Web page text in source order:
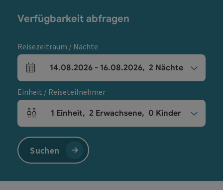
Verfügbarkeit abfragen
Reisezeitraum / Nächte
An- und Abreisefelder
14.08.2026 - 16.08.2026, 2 Nächte
Einheit / Reiseteilnehmer
Einheitenanzahl und Personenfelder
1 Einheit, 2 Erwachsene, 0 Kinder
Suchen